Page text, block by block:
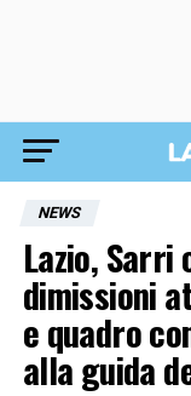
NEWS
Lazio, Sarri
dimissioni
e quadro
alla guida